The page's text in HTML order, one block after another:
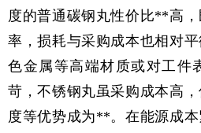
度的普通碳钢丸性价比**高
率，损耗与采购成本也相对
色金属等高端材质或对工件
苛，不锈钢丸虽采购成本高
度等优势成为**。在能源成